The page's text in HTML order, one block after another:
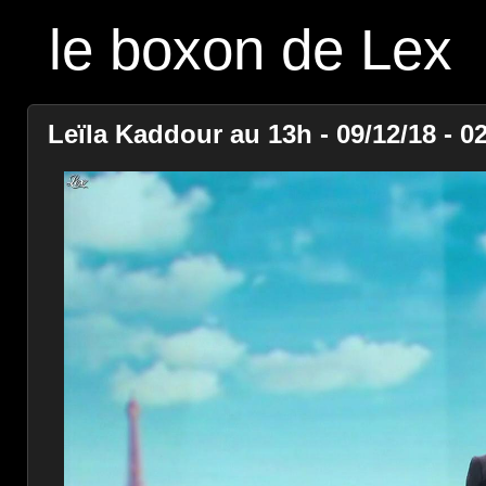
le boxon de Lex
Leïla Kaddour au 13h - 09/12/18 -